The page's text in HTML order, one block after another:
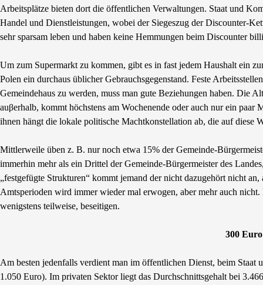
Arbeitsplätze bieten dort die öffentlichen Verwaltungen. Staat und
Handel und Dienstleistungen, wobei der Siegeszug der Discounter-
sehr sparsam leben und haben keine Hemmungen beim Discounter
Um zum Supermarkt zu kommen, gibt es in fast jedem Haushalt ein
Polen ein durchaus üblicher Gebrauchsgegenstand. Feste
Gemeindehaus zu werden, muss man gute Beziehungen haben. Die
auβerhalb, kommt höchstens am Wochenende oder auch nur ein
ihnen hängt die lokale politische Machtkonstellation ab, die auf diese
Mittlerweile üben z. B. nur noch etwa 15% der Gemeinde-
immerhin mehr als ein Drittel der Gemeinde-Bürgermeister des
„festgefügte Strukturen“ kommt jemand der nicht dazugehört nicht
Amtsperioden wird immer wieder mal erwogen, aber mehr auch
wenigstens teilweise, beseitigen.
300
Am besten jedenfalls verdient man im öffentlichen Dienst, beim
1.050 Euro). Im privaten Sektor liegt das Durchschnittsgehalt bei